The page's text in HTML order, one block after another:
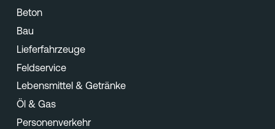
Beton
Bau
Lieferfahrzeuge
Feldservice
Lebensmittel & Getränke
Öl & Gas
Personenverkehr